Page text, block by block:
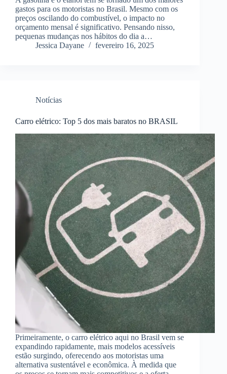
gastos para os motoristas no Brasil. Mesmo com os
preços oscilando do combustível, o impacto no
orçamento mensal é significativo. Pensando nisso,
pequenas mudanças nos hábitos do dia a…
Jessica Dayane
fevereiro 16, 2025
Notícias
Carro elétrico: Top 5 dos mais baratos no BRASIL
Primeiramente, o carro elétrico aqui no Brasil vem se
expandindo rapidamente, mais modelos acessíveis
estão surgindo, oferecendo aos motoristas uma
alternativa sustentável e econômica. À medida que